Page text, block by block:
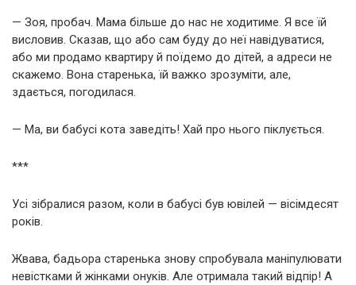
— Зоя, пробач. Мама більше до нас не ходитиме. Я все їй
висловив. Сказав, що або сам буду до неї навідуватися,
або ми продамо квартиру й поїдемо до дітей, а адреси не
скажемо. Вона старенька, їй важко зрозуміти, але,
здається, погодилася.
— Ма, ви бабусі кота заведіть! Хай про нього піклується.
***
Усі зібралися разом, коли в бабусі був ювілей — вісімдесят
років.
Жвава, бадьора старенька знову спробувала маніпулювати
невістками й жінками онуків. Але отримала такий відпір! А